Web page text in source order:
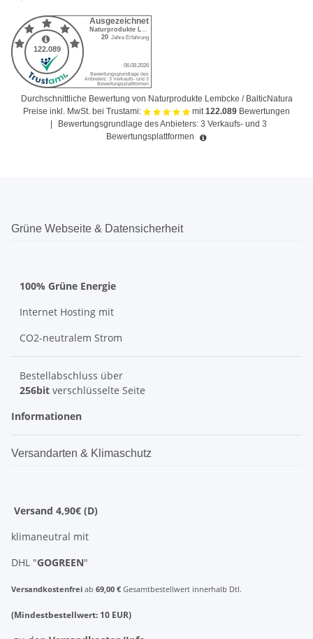
Durchschnittliche Bewertung von Naturprodukte Lembcke / BalticNatura
Preise inkl. MwSt. bei Trustami:
mit122.089 Bewertungen
Bewertungsgrundlage des Anbieters: 3 Verkaufs- und 3
Bewertungsplattformen
Grüne Webseite & Datensicherheit
100% Grüne Energie
Internet Hosting mit
CO2-neutralem Strom
Bestellabschluss über
256bit verschlüsselte Seite
Informationen
Versandarten & Klimaschutz
Versand 4,90€ (D)
klimaneutral mit
DHL "GOGREEN"
Versandkostenfrei ab 69,00 € Gesamtbestellwert innerhalb Dtl.
(Mindestbestellwert: 10 EUR)